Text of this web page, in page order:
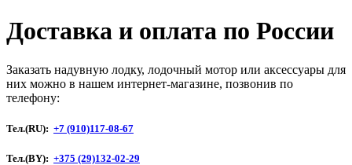
Доставка и оплата по России
Заказать надувную лодку, лодочный мотор или аксессуары для
них можно в нашем интернет-магазине, позвонив по
телефону:
Тел.(RU): +7 (910)117-08-67
Тел.(BY): +375 (29)132-02-29